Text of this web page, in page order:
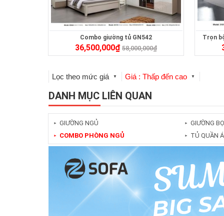
Combo giường tủ GN542
36,500,000₫ 58,000,000₫
Trọn
Lọc theo mức giá ▼ Giá : Thấp đến cao ▼
DANH MỤC LIÊN QUAN
► GIƯỜNG NGỦ
► COMBO PHÒNG NGỦ
► GIƯỜNG
► TỦ QUẦN